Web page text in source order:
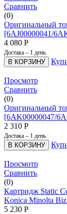
Сравнить
(0)
Оригинальный
[6AJ00000041/
4 080 Р
Достака – 1 день.
В КОРЗИНУ
Просмотр
Сравнить
(0)
Оригинальный
[6AK00000047/
2 310 Р
Достака – 1 день.
В КОРЗИНУ
Просмотр
Сравнить
(0)
Картридж Static
Konica Minolta
5 230 Р